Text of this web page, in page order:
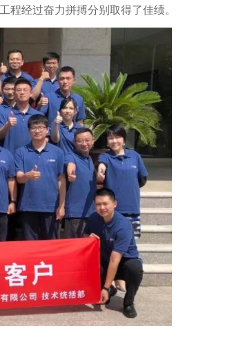
程经过奋力拼搏分别取得了佳绩。